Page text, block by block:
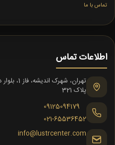
تماس با ما
اطلاعات تماس
تهران،
پلاک 321
09125094179
021-65536452
info@lustrcenter.com